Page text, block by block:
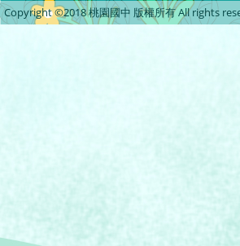
Copyright ©2018 桃園國中 版權所有 All rights